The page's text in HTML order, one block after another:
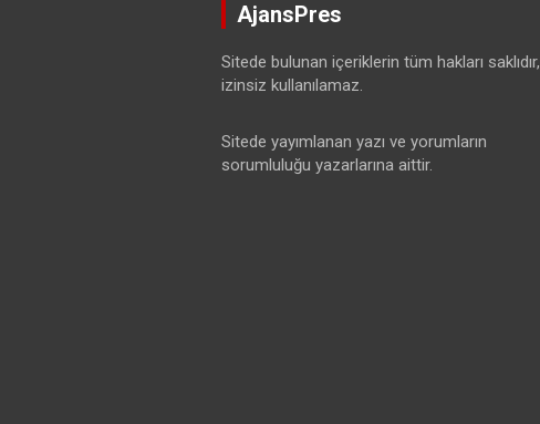
AjansPres
Sitede bulunan içeriklerin tüm hakları saklıdır,
izinsiz kullanılamaz.
Sitede yayımlanan yazı ve yorumların
sorumluluğu yazarlarına aittir.